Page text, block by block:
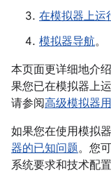
在模拟器上运
模拟器导航。
本页面更详细地介
果您已在模拟器上
请参阅高级模拟器
如果您在使用模拟
器的已知问题。您
系统要求和技术配